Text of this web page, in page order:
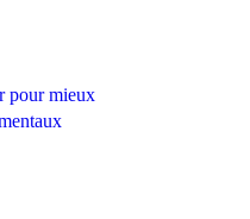
pour mieux